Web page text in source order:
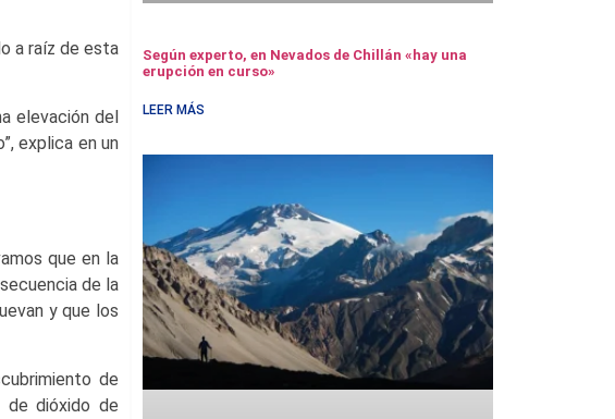
a raíz de esta
elevación del
explica en un
que en la
de la
y que los
de
de dióxido de
Según experto, en Nevados de Chillán «hay una
erupción en curso»
LEER MÁS